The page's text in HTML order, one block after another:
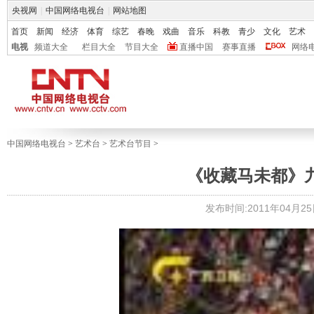
央视网 中国网络电视台 网站地图
首页 新闻 经济 体育 综艺 春晚 戏曲 音乐 科教 青少 文化
艺术
电视
频道大全 栏目大全 节目大全 直播中国 赛事直播 网络
中国网络电视台 > 艺术台 > 艺术台节目 >
《收藏马未都》
发布时间:2011年04月